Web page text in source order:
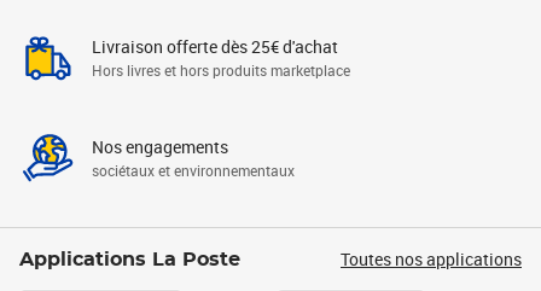
Livraison offerte dès 25€ d'achat
Hors livres et hors produits marketplace
Nos engagements
sociétaux et environnementaux
Applications La Poste Toutes nos applications